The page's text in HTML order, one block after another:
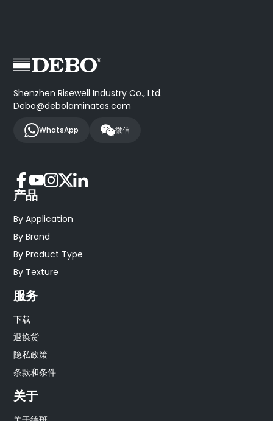
Shenzhen Risewell Industry Co., Ltd.
Debo@debolaminates.com
WhatsApp 微信
产品
By Application
By Brand
By Product Type
By Texture
服务
下载
退换货
隐私政策
条款和条件
关于